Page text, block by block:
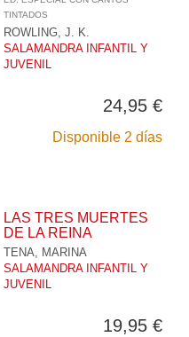
TINTADOS
ROWLING, J. K.
SALAMANDRA INFANTIL Y
JUVENIL
24,95 €
Disponible 2 días
LAS TRES MUERTES
DE LA REINA
TENA, MARINA
SALAMANDRA INFANTIL Y
JUVENIL
19,95 €